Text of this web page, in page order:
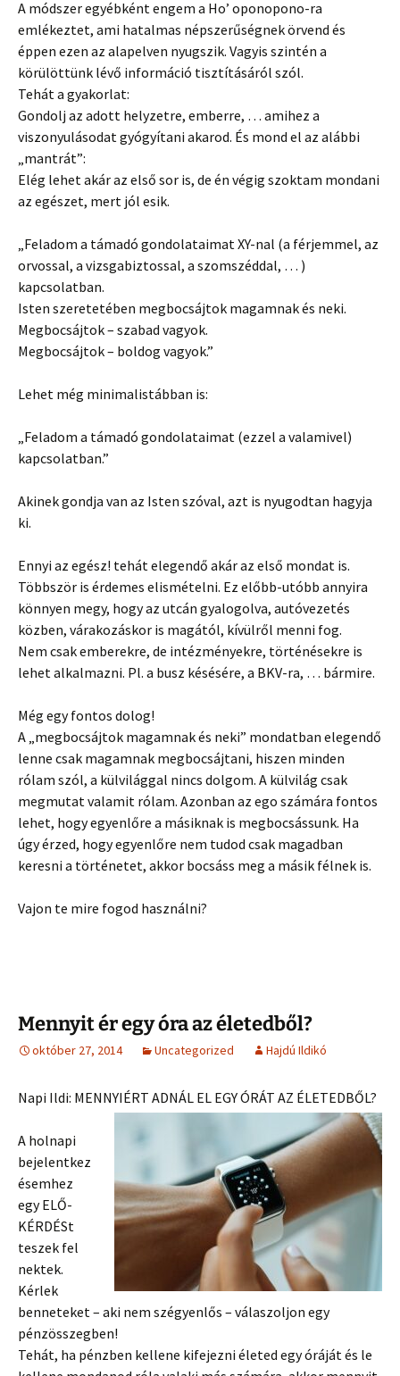
A módszer egyébként engem a Ho’ oponopono-ra
emlékeztet, ami hatalmas népszerűségnek örvend és
éppen ezen az alapelven nyugszik. Vagyis szintén a
körülöttünk lévő információ tisztításáról szól.
Tehát a gyakorlat:
Gondolj az adott helyzetre, emberre, … amihez a
viszonyulásodat gyógyítani akarod. És mond el az alábbi
„mantrát”:
Elég lehet akár az első sor is, de én végig szoktam mondani
az egészet, mert jól esik.
„Feladom a támadó gondolataimat XY-nal (a férjemmel, az
orvossal, a vizsgabiztossal, a szomszéddal, … )
kapcsolatban.
Isten szeretetében megbocsájtok magamnak és neki.
Megbocsájtok – szabad vagyok.
Megbocsájtok – boldog vagyok.”
Lehet még minimalistábban is:
„Feladom a támadó gondolataimat (ezzel a valamivel)
kapcsolatban.”
Akinek gondja van az Isten szóval, azt is nyugodtan hagyja
ki.
Ennyi az egész! tehát elegendő akár az első mondat is.
Többször is érdemes elismételni. Ez előbb-utóbb annyira
könnyen megy, hogy az utcán gyalogolva, autóvezetés
közben, várakozáskor is magától, kívülről menni fog.
Nem csak emberekre, de intézményekre, történésekre is
lehet alkalmazni. Pl. a busz késésére, a BKV-ra, … bármire.
Még egy fontos dolog!
A „megbocsájtok magamnak és neki” mondatban elegendő
lenne csak magamnak megbocsájtani, hiszen minden
rólam szól, a külvilággal nincs dolgom. A külvilág csak
megmutat valamit rólam. Azonban az ego számára fontos
lehet, hogy egyenlőre a másiknak is megbocsássunk. Ha
úgy érzed, hogy egyenlőre nem tudod csak magadban
keresni a történetet, akkor bocsáss meg a másik félnek is.
Vajon te mire fogod használni?
Mennyit ér egy óra az életedből?
október 27, 2014 Uncategorized Hajdú Ildikó
Napi Ildi: MENNYIÉRT ADNÁL EL EGY ÓRÁT AZ ÉLETEDBŐL?
A holnapi
bejelentkez
ésemhez
egy ELŐ-
KÉRDÉSt
teszek fel
nektek.
Kérlek
benneteket – aki nem szégyenlős – válaszoljon egy
pénzösszegben!
Tehát, ha pénzben kellene kifejezni életed egy óráját és le